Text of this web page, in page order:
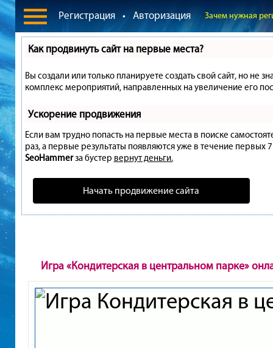
Регистрация • Авторизация Зачем нужная
Как продвинуть сайт на первые места?
Вы создали или только планируете создать свой сайт, но не
комплекс мероприятий, направленных на увеличение его
Ускорение продвижения
Если вам трудно попасть на первые места в поиске
раз, а первые результаты появляются уже в течение первых
SeoHammerза бустер вернут деньги.
Начать продвижение сайта
Игра «Кондитерская в центральном парке»